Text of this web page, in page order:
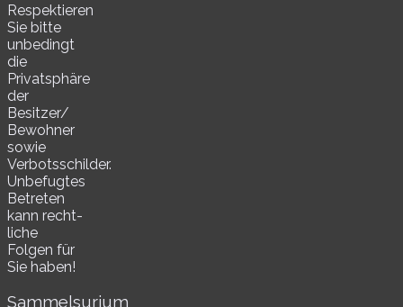
Respektieren
Sie bitte
unbe­dingt
die
Privatsphäre
der
Besitzer/​
Bewohner
sowie
Verbotsschilder.
Unbefugtes
Betreten
kann recht­
li­che
Folgen für
Sie haben!
Sammelsurium